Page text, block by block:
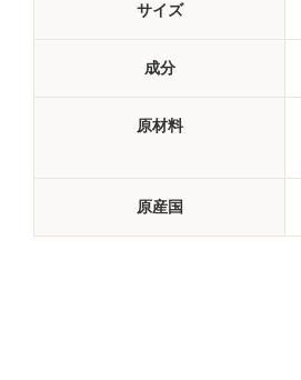
サイズ
成分
原材料
原産国